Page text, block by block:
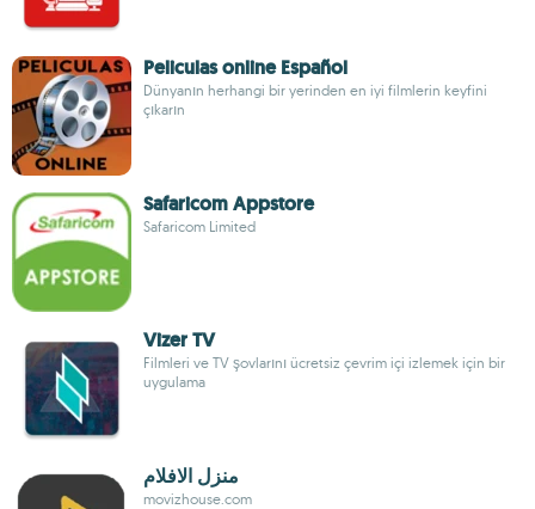
Peliculas online Español
Dünyanın herhangi bir yerinden en iyi filmlerin keyfini
çıkarın
Safaricom Appstore
Safaricom Limited
Vizer TV
Filmleri ve TV şovlarını ücretsiz çevrim içi izlemek için bir
uygulama
منزل الافلام
movizhouse.com